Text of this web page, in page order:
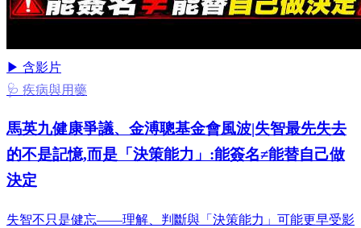
▶ 含影片
🩺 疾病與用藥
馬英九健康爭議、金溥聰基金會風波|失智最先失去
的不是記憶,而是「決策能力」:能簽名≠能替自己做
決定
失智不只是健忘——理解、判斷與「決策能力」可能更早受影